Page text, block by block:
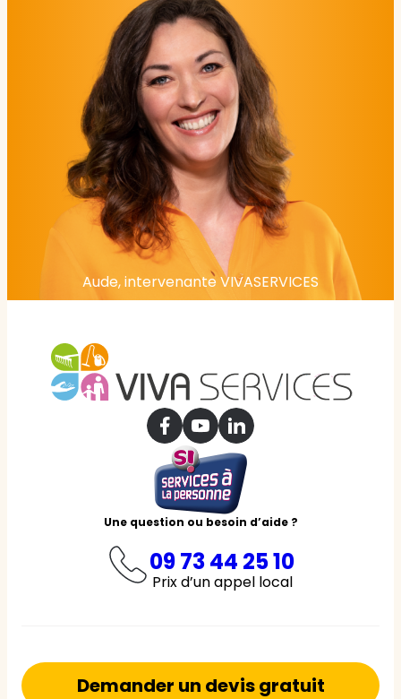
Aude, intervenante VIVASERVICES
Une question ou besoin d’aide ?
09 73 44 25 10
Prix d’un appel local
Demander un devis gratuit